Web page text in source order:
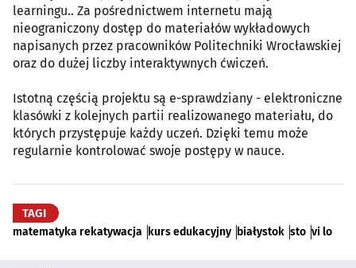
learningu.. Za pośrednictwem internetu mają
nieograniczony dostęp do materiałów wykładowych
napisanych przez pracowników Politechniki Wrocławskiej
oraz do dużej liczby interaktywnych ćwiczeń.
Istotną częścią projektu są e-sprawdziany - elektroniczne
klasówki z kolejnych partii realizowanego materiału, do
których przystępuje każdy uczeń. Dzięki temu może
regularnie kontrolować swoje postępy w nauce.
TAGI
matematyka rekatywacja kurs edukacyjny białystok sto vi lo